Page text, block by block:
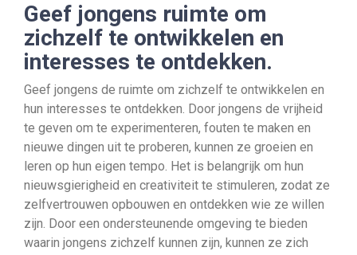
Geef jongens ruimte om
zichzelf te ontwikkelen en
interesses te ontdekken.
Geef jongens de ruimte om zichzelf te ontwikkelen en
hun interesses te ontdekken. Door jongens de vrijheid
te geven om te experimenteren, fouten te maken en
nieuwe dingen uit te proberen, kunnen ze groeien en
leren op hun eigen tempo. Het is belangrijk om hun
nieuwsgierigheid en creativiteit te stimuleren, zodat ze
zelfvertrouwen opbouwen en ontdekken wie ze willen
zijn. Door een ondersteunende omgeving te bieden
waarin jongens zichzelf kunnen zijn, kunnen ze zich